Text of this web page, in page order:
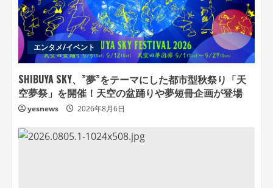
エンタメ/イベント
SHIBUYA SKY、”夢”をテーマにした都市型秋祭り「天
空夢祭」を開催！天空の盆踊りや夢短冊企画が登場
yesnews 2026年8月6日